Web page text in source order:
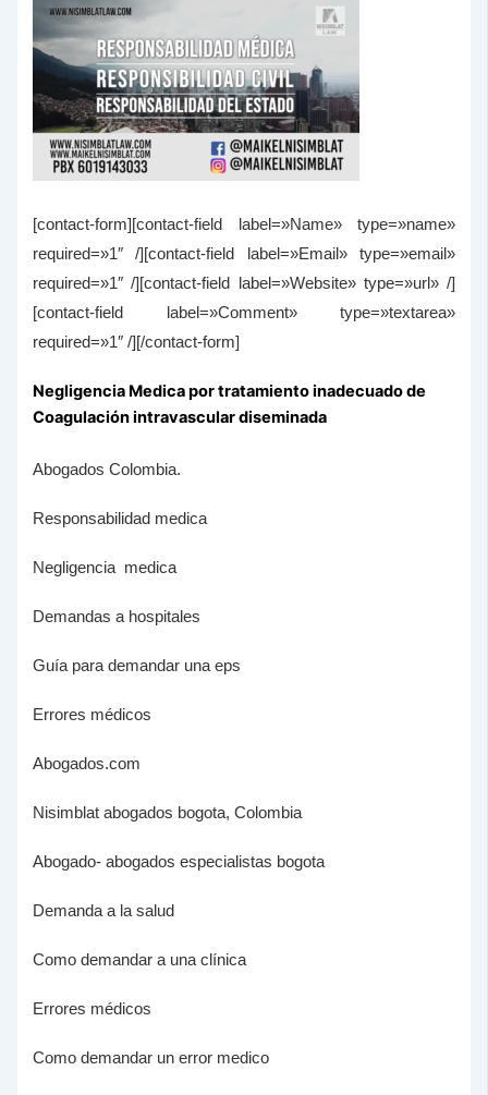
[contact-form][contact-field label=»Name» type=»name»
required=»1″ /][contact-field label=»Email» type=»email»
required=»1″ /][contact-field label=»Website» type=»url» /]
[contact-field label=»Comment» type=»textarea»
required=»1″ /][/contact-form]
Negligencia Medica por tratamiento inadecuado de
Coagulación intravascular diseminada
Abogados Colombia.
Responsabilidad medica
Negligencia medica
Demandas a hospitales
Guía para demandar una eps
Errores médicos
Abogados.com
Nisimblat abogados bogota, Colombia
Abogado- abogados especialistas bogota
Demanda a la salud
Como demandar a una clínica
Errores médicos
Como demandar un error medico